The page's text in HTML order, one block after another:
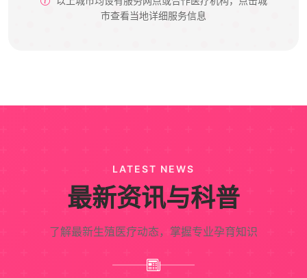
市查看当地详细服务信息
LATEST NEWS
最新资讯与科普
了解最新生殖医疗动态，掌握专业孕育知识